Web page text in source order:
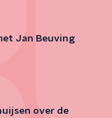
Jan Beuving
over de